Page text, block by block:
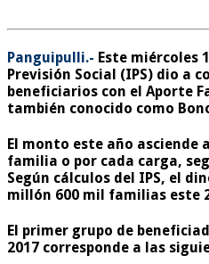
Panguipulli.- Este miércoles
Previsión Social (IPS) dio a
beneficiarios con el Aporte
también conocido como
El monto este año asciende a
familia o por cada carga,
Según cálculos del IPS, el
millón 600 mil familias este
El primer grupo de
2017 corresponde a las